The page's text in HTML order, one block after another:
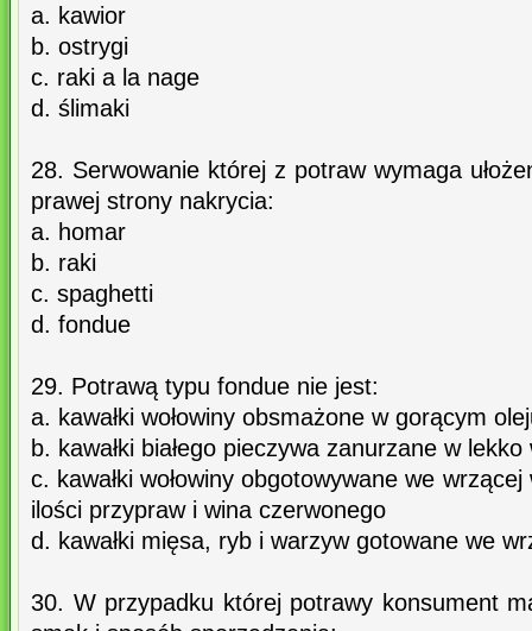
a. kawior
b. ostrygi
c. raki a la nage
d. ślimaki
28. Serwowanie której z potraw wymaga
prawej strony nakrycia:
a. homar
b. raki
c. spaghetti
d. fondue
29. Potrawą typu fondue nie jest:
a. kawałki wołowiny obsmażone w gorącym
b. kawałki białego pieczywa zanurzane w
c. kawałki wołowiny obgotowywane we
ilości przypraw i wina czerwonego
d. kawałki mięsa, ryb i warzyw gotowane we
30. W przypadku której potrawy konsument